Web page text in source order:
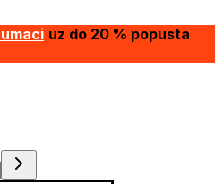
uz do 20 % popusta